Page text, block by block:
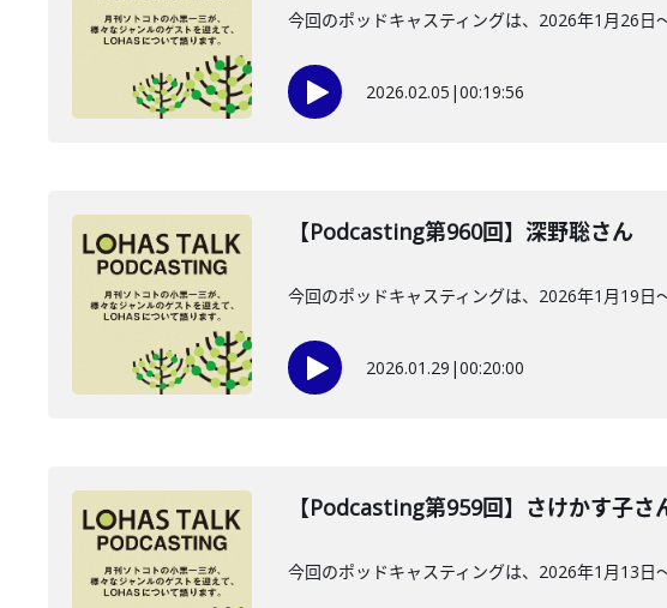
今回のポッドキャスティングは、2026年1月26日
2026.02.05 |00:19:56
【Podcasting第960回】深野聡さん
今回のポッドキャスティングは、2026年1月19日
2026.01.29 |00:20:00
【Podcasting第959回】さけかす子さ
今回のポッドキャスティングは、2026年1月13日